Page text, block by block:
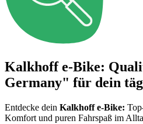
Kalkhoff e-Bike:
Germany" für dein
Entdecke dein Kalkhoff e-Bike:
Komfort und puren Fahrspaß im